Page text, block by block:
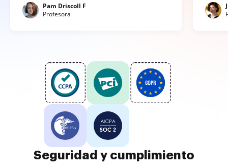
Pam Driscoll F
Profesora
Seguridad y cumplimiento